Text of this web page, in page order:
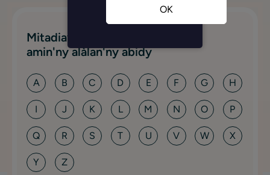
Mitadiava aretina sy toe-javatra
amin'ny alàlan'ny abidy
A B C D E F G H
I J K L M N O P
Q R S T U V W X
Y Z
OK